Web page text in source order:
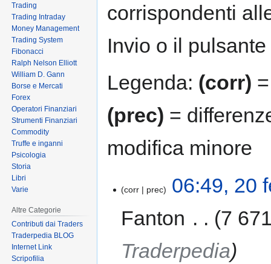
corrispondenti
Invio o il
Legenda: (corr)
(prec) =
modifica minore
corr prec
06:49, 20
Fanton
7
Traderpedia
Trading
Trading Intraday
Money Management
Trading System
Fibonacci
Ralph Nelson Elliott
William D. Gann
Borse e Mercati
Forex
Operatori Finanziari
Strumenti Finanziari
Commodity
Truffe e inganni
Psicologia
Storia
Libri
Varie
Altre Categorie
Contributi dai Traders
Traderpedia BLOG
Internet Link
Scripofilia